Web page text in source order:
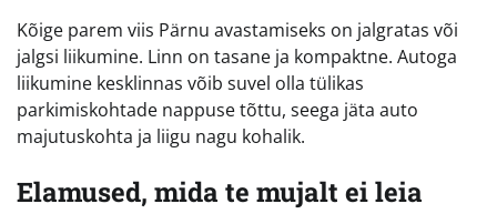
Kõige parem viis Pärnu avastamiseks on jalgratas või
jalgsi liikumine. Linn on tasane ja kompaktne. Autoga
liikumine kesklinnas võib suvel olla tülikas
parkimiskohtade nappuse tõttu, seega jäta auto
majutuskohta ja liigu nagu kohalik.
Elamused, mida te mujalt ei leia